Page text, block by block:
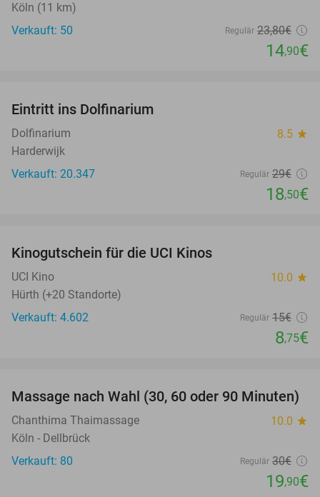
Köln (11 km)
Verkauft: 50
Regulär 23,80€
14,90€
Eintritt ins Dolfinarium
Dolfinarium 8.5 star
Harderwijk
Verkauft: 20.347
Regulär 29€
18,50€
Kinogutschein für die UCI Kinos
UCI Kino 10.0 star
Hürth (+20 Standorte)
Verkauft: 4.602
Regulär 15€
8,75€
34%
Massage nach Wahl (30, 60 oder 90 Minuten)
Chanthima Thaimassage 10.0 star
Köln - Dellbrück
Verkauft: 80
Regulär 30€
19,90€